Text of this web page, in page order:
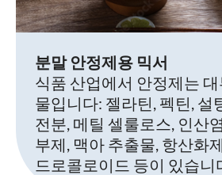
분말 안정제용 믹서
식품 산업에서 안정제는
물입니다: 젤라틴, 펙틴, 설
전분, 메틸 셀룰로스, 인산
부제, 맥아 추출물, 항산화
드로콜로이드 등이 있습니